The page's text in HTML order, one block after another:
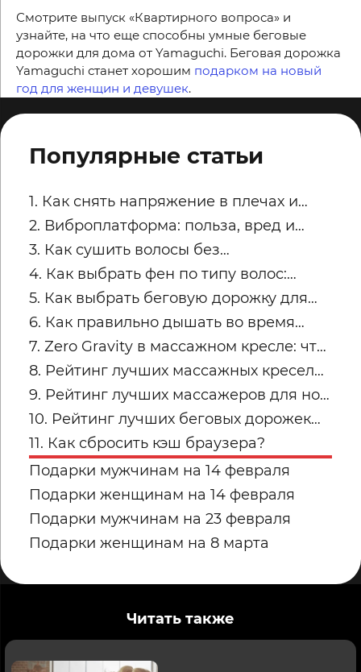
Смотрите выпуск «Квартирного вопроса» и
узнайте, на что еще способны умные беговые
дорожки для дома от Yamaguchi. Беговая дорожка
Yamaguchi станет хорошим подарком на новый
год для женщин и девушек.
Популярные статьи
1. Как снять напряжение в плечах и
трапециях после рабочего дня
2. Виброплатформа: польза, вред и
советы по безопасным занятиям
3. Как сушить волосы без
пересушивания
4. Как выбрать фен по типу волос:
тонкие, кудрявые, пористые и
окрашенные
5. Как выбрать беговую дорожку для
квартиры
6. Как правильно дышать во время
силовых упражнений и кардио
7. Zero Gravity в массажном кресле: что
это и кому подходит
8. Рейтинг лучших массажных кресел
для дома: топ-модели Yamaguchi
9. Рейтинг лучших массажеров для ног
Yamaguchi: какую модель купить для
дома в 2026 году?
10. Рейтинг лучших беговых дорожек
для дома от Yamaguchi: какую модель
выбрать?
11. Как сбросить кэш браузера?
Подарки мужчинам на 14 февраля
Подарки женщинам на 14 февраля
Подарки мужчинам на 23 февраля
Подарки женщинам на 8 марта
Читать также